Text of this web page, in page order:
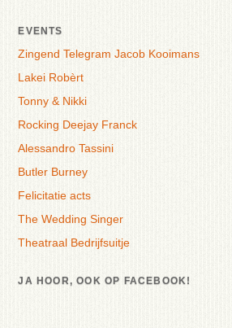
EVENTS
Zingend Telegram Jacob Kooimans
Lakei Robèrt
Tonny & Nikki
Rocking Deejay Franck
Alessandro Tassini
Butler Burney
Felicitatie acts
The Wedding Singer
Theatraal Bedrijfsuitje
JA HOOR, OOK OP FACEBOOK!